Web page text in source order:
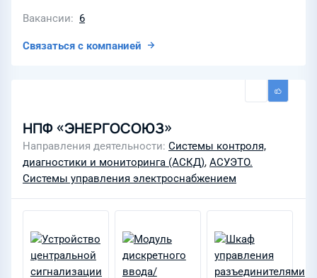
Вакансии 6
Связаться с компанией
НПФ «ЭНЕРГОСОЮЗ»
Направления деятельности Системы контроля,
диагностики и мониторинга (АСКД), АСУЭТО.
Системы управления электроснабжением